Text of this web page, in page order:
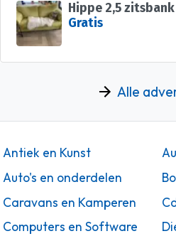
Hippe 2,5
Gratis
Alle
Antiek en Kunst
Auto's en onderdelen
Caravans en Kamperen
Computers en Software